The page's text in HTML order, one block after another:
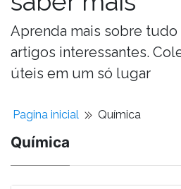
Aprenda mais sobre
artigos interessantes.
úteis em um só lugar
Pagina inicial Química
Química